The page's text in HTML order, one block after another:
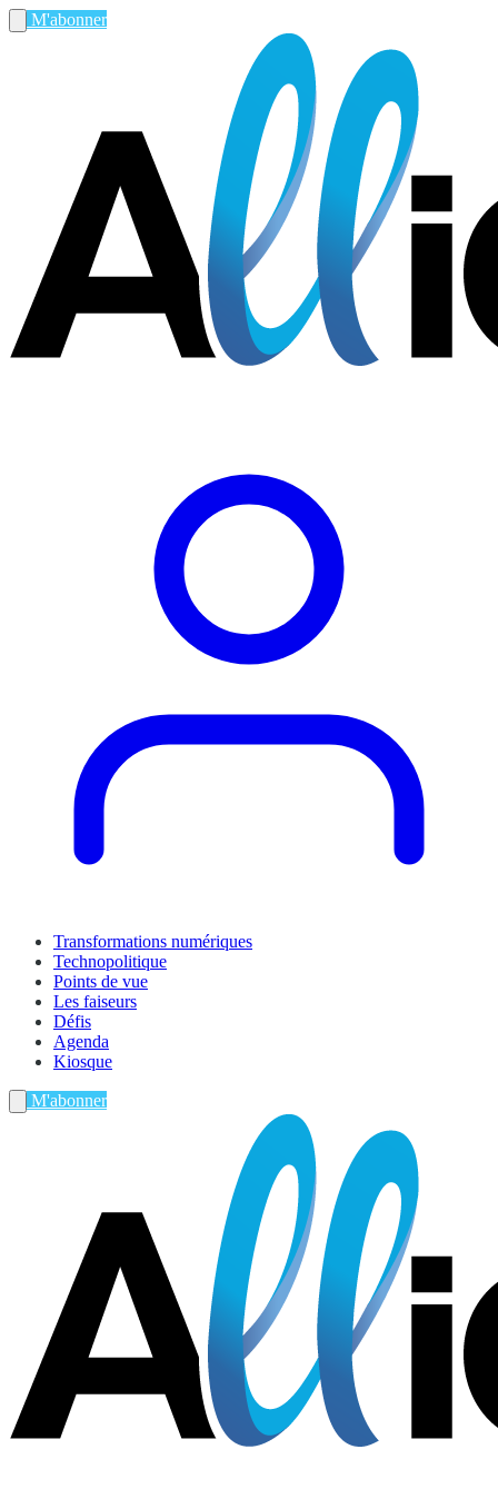
M'abonner
Transformations numériques
Technopolitique
Points de vue
Les faiseurs
Défis
Agenda
Kiosque
M'abonner